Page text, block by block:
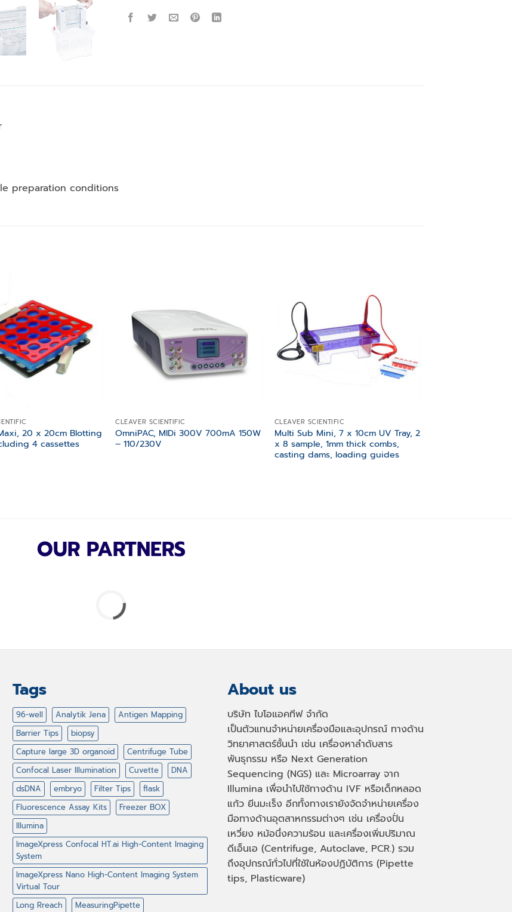
preparation conditions
20 x 20cm Blotting
4 cassettes
CLEAVER SCIENTIFIC
OmniPAC, MIDi 300V 700mA 150W
– 110/230V
CLEAVER SCIENTIFIC
Multi Sub Mini, 7 x 10cm UV Tray, 2
x 8 sample, 1mm thick combs,
casting dams, loading guides
OUR PARTNERS
Tags
96-well Analytik Jena
Antigen Mapping
Barrier Tips
biopsy
Capture large 3D organoid
Centrifuge Tube
Confocal Laser Illumination
Cuvette
DNA
dsDNA
embryo Filter Tips
flask
Fluorescence Assay Kits
Freezer BOX
Illumina
ImageXpress Confocal HT.ai High-Content Imaging
System
ImageXpress Nano High-Content Imaging System
Virtual Tour
Long Rreach
MeasuringPipette
About us
บริษัท ไบโอแอคทีฟ จำกัด
เป็นตัวแทนจำหน่ายเครื่องมือและอุปกรณ์ ทางด้าน
วิทยาศาสตร์ชั้นนำ เช่น เครื่องหาลำดับสาร
พันธุกรรม หรือ Next Generation
Sequencing (NGS) และ Microarray จาก
Illumina เพื่อนำไปใช้ทางด้าน IVF หรือเด็กหลอด
แก้ว ยีนมะเร็ง อีกทั้งทางเรายังจัดจำหน่ายเครื่อง
มือทางด้านอุตสาหกรรมต่างๆ เช่น เครื่องปั่น
เหวี่ยง หม้อนึ่งความร้อน และเครื่องเพิ่มปริมาณ
ดีเอ็นเอ (Centrifuge, Autoclave, PCR.) รวม
ถึงอุปกรณ์ทั่วไปที่ใช้ในห้องปฏิบัติการ (Pipette
tips, Plasticware)